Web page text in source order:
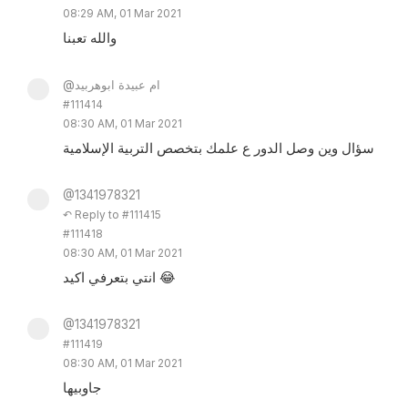
08:29 AM, 01 Mar 2021
والله تعبنا
@ام عبيدة ابوهربيد
#111414
08:30 AM, 01 Mar 2021
سؤال وين وصل الدور ع علمك بتخصص التربية الإسلامية
@1341978321
↶ Reply to #111415
#111418
08:30 AM, 01 Mar 2021
انتي بتعرفي اكيد 😂
@1341978321
#111419
08:30 AM, 01 Mar 2021
جاوبيها